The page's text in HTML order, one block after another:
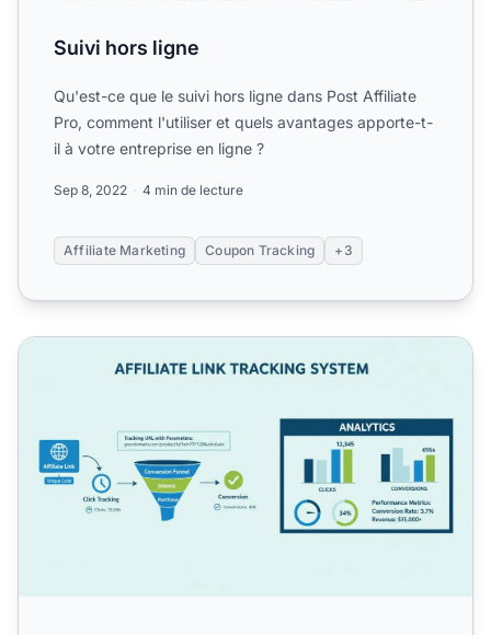
Suivi hors ligne
Qu'est-ce que le suivi hors ligne dans Post Affiliate
Pro, comment l'utiliser et quels avantages apporte-t-
il à votre entreprise en ligne ?
Sep 8, 2022 4 min de lecture
Affiliate Marketing Coupon Tracking +3
Comment suivre les liens d'affiliation ? Guide complet du